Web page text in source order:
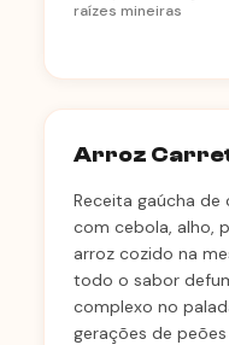
raízes mineiras
Arroz
Receita gaúcha
com cebola, alho,
arroz cozido na
todo o sabor
complexo no
gerações de